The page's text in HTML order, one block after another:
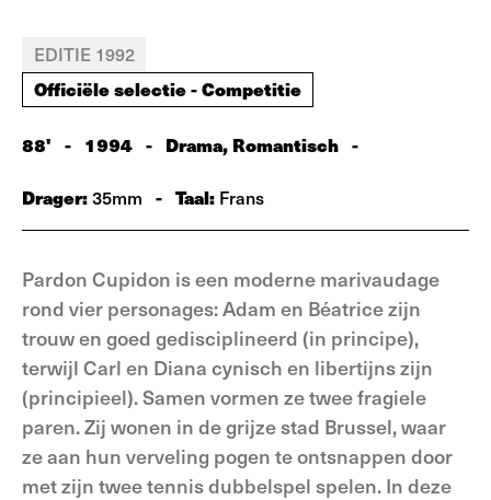
EDITIE 1992
Officiële selectie - Competitie
88' - 1994 - Drama, Romantisch -
Drager:35mm - Taal: Frans
Pardon Cupidon is een moderne marivaudage
rond vier personages: Adam en Béatrice zijn
trouw en goed gedisciplineerd (in principe),
terwijl Carl en Diana cynisch en libertijns zijn
(principieel). Samen vormen ze twee fragiele
paren. Zij wonen in de grijze stad Brussel, waar
ze aan hun verveling pogen te ontsnappen door
met zijn twee tennis dubbelspel spelen. In deze